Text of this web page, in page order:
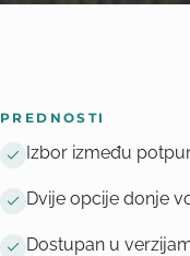
PREDNOSTI
Izbor između
Dvije opcije donje
Dostupan u